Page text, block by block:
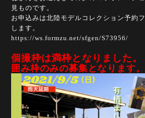
見ものです。
お申込みは北陸モデルコレクション予約
します。
https://ws.formzu.net/sfgen/S73956/
個撮枠は満枠となりました。
囲み枠のみの募集となります。